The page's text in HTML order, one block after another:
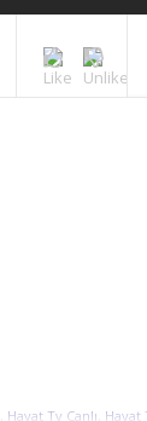
Hayat Tv Canlı Hayat